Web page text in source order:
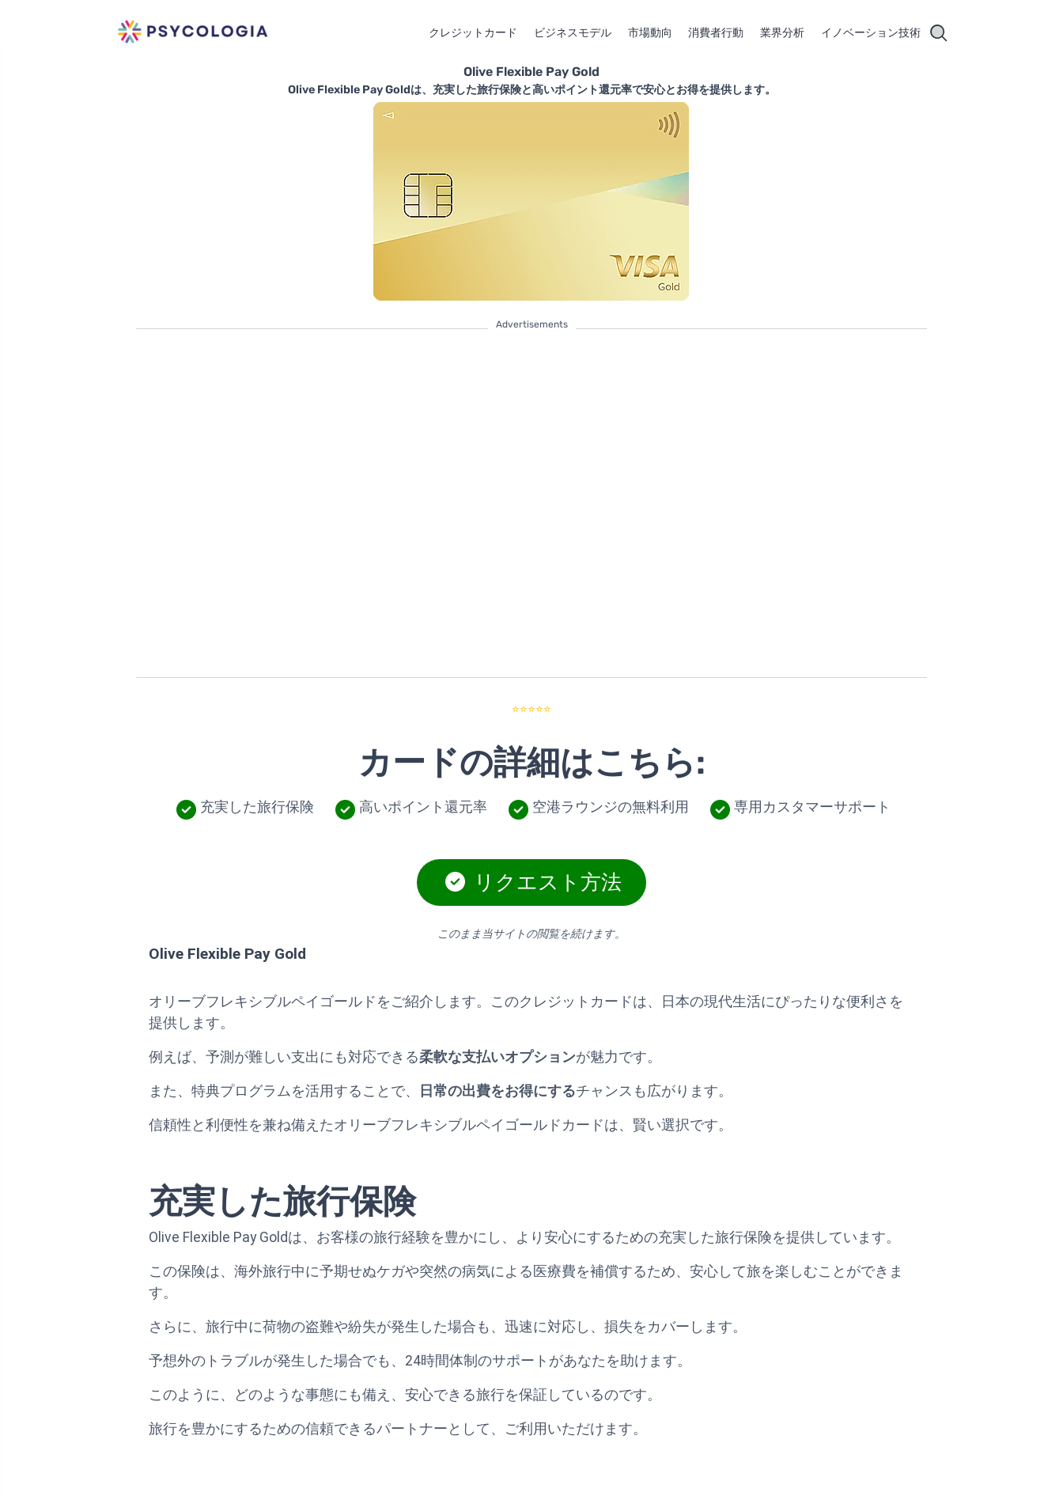
クレジットカード ビジネスモデル 市場動向 消費者行動 業界分析 イノベーション技術
Olive Flexible Pay Gold
Olive Flexible Pay Goldは、充実した旅行保険と高いポイント還元率で安心とお得を提供します。
Advertisements
⭐⭐⭐⭐⭐
カードの詳細はこちら:
充実した旅行保険 高いポイント還元率 空港ラウンジの無料利用 専用カスタマーサポート
リクエスト方法
このまま当サイトの閲覧を続けます。
Olive Flexible Pay Gold
オリーブフレキシブルペイゴールドをご紹介します。このクレジットカードは、日本の現代生活にぴったりな便利さを
提供します。
例えば、予測が難しい支出にも対応できる柔軟な支払いオプションが魅力です。
また、特典プログラムを活用することで、 日常の出費をお得にするチャンスも広がります。
信頼性と利便性を兼ね備えたオリーブフレキシブルペイゴールドカードは、賢い選択です。
充実した旅行保険
Olive Flexible Pay Goldは、お客様の旅行経験を豊かにし、より安心にするための充実した旅行保険を提供しています。
この保険は、海外旅行中に予期せぬケガや突然の病気による医療費を補償するため、安心して旅を楽しむことができま
す。
さらに、旅行中に荷物の盗難や紛失が発生した場合も、迅速に対応し、損失をカバーします。
予想外のトラブルが発生した場合でも、24時間体制のサポートがあなたを助けます。
このように、どのような事態にも備え、安心できる旅行を保証しているのです。
旅行を豊かにするための信頼できるパートナーとして、ご利用いただけます。